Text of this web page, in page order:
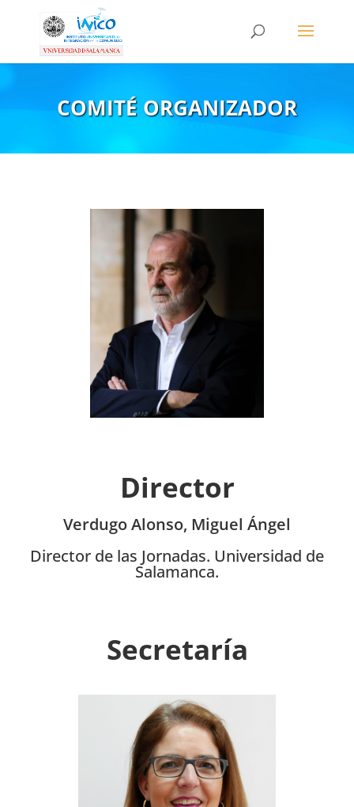
COMITÉ ORGANIZADOR
Director
Verdugo Alonso, Miguel Ángel
Director de las Jornadas. Universidad de
Salamanca.
Secretaría